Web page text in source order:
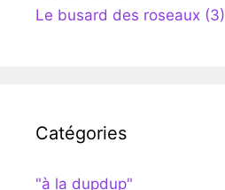
Le busard des roseaux (3)
Catégories
"à la dupdup"